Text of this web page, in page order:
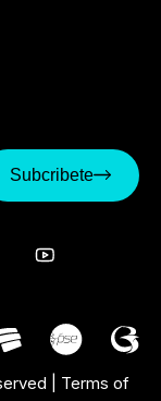
Subcribete
| Terms of